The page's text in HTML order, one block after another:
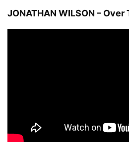
JONATHAN WILSON –